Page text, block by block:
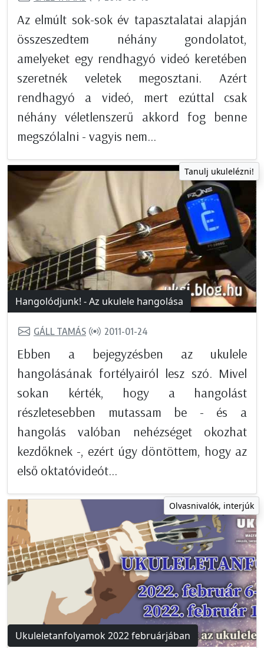
Az elmúlt sok-sok év tapasztalatai alapján
összeszedtem néhány gondolatot,
amelyeket egy rendhagyó videó keretében
szeretnék veletek megosztani. Azért
rendhagyó a videó, mert ezúttal csak
néhány véletlenszerű akkord fog benne
megszólalni - vagyis nem...
Tanulj ukulelézni!
Hangolódjunk! - Az ukulele hangolása
GÁLL TAMÁS 2011-01-24
Ebben a bejegyzésben az ukulele
hangolásának fortélyairól lesz szó. Mivel
sokan kérték, hogy a hangolást
részletesebben mutassam be - és a
hangolás valóban nehézséget okozhat
kezdőknek -, ezért úgy döntöttem, hogy az
első oktatóvideót...
Olvasnivalók, interjúk
Ukuleletanfolyamok 2022 februárjában